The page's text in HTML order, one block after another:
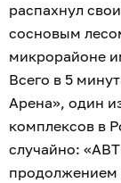
распахнул
сосновым
микрорайоне
Всего в 5
Арена», один
комплексов в
случайно:
продолжением